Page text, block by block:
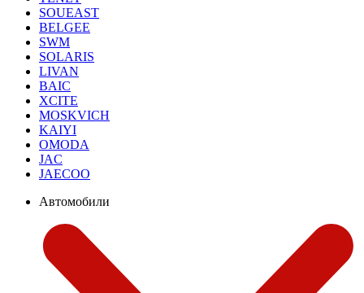
SOUEAST
BELGEE
SWM
SOLARIS
LIVAN
BAIC
XCITE
MOSKVICH
KAIYI
OMODA
JAC
JAECOO
Автомобили